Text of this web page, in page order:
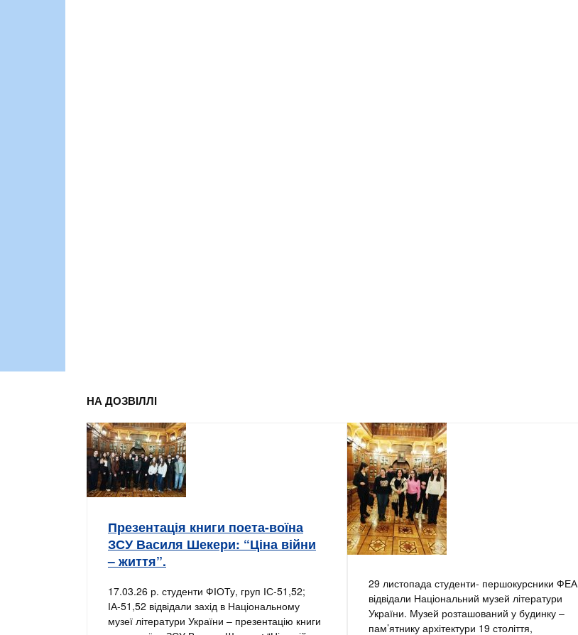
НА ДОЗВІЛЛІ
Презентація книги поета-воїна
ЗСУ Василя Шекери: “Ціна війни
– життя”.
17.03.26 р. студенти ФІОТу, груп ІС-51,52;
ІА-51,52 відвідали захід в Національному
музеї літератури України – презентацію книги
29 листопада студенти- першокурсники ФЕА
відвідали Національний музей літератури
України. Музей розташований у будинку –
пам’ятнику архітектури 19 століття,